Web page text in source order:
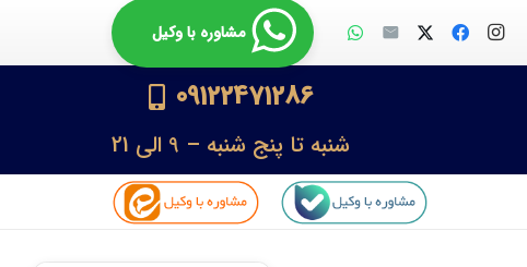
مشاوره با وکیل
09122471286
شنبه تا پنج شنبه – 9 الی 21